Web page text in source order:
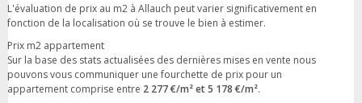
L'évaluation de prix au m2 à Allauch peut varier significativement en
fonction de la localisation où se trouve le bien à estimer.
Prix m2 appartement
Sur la base des stats actualisées des dernières mises en vente nous
pouvons vous communiquer une fourchette de prix pour un
appartement comprise entre 2 277 €/m² et 5 178 €/m².